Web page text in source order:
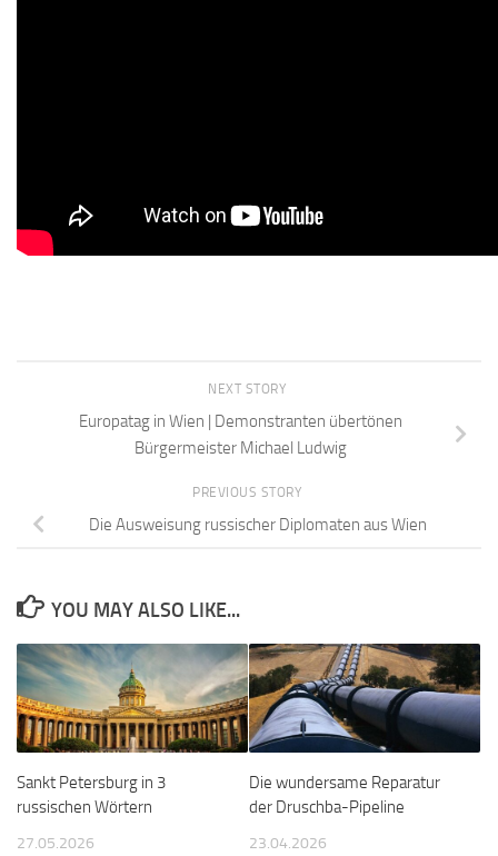
NEXT STORY
Europatag in Wien | Demonstranten übertönen
Bürgermeister Michael Ludwig
PREVIOUS STORY
Die Ausweisung russischer Diplomaten aus Wien
YOU MAY ALSO LIKE...
Sankt Petersburg in 3
russischen Wörtern
27.05.2026
Die wundersame Reparatur
der Druschba-Pipeline
23.04.2026